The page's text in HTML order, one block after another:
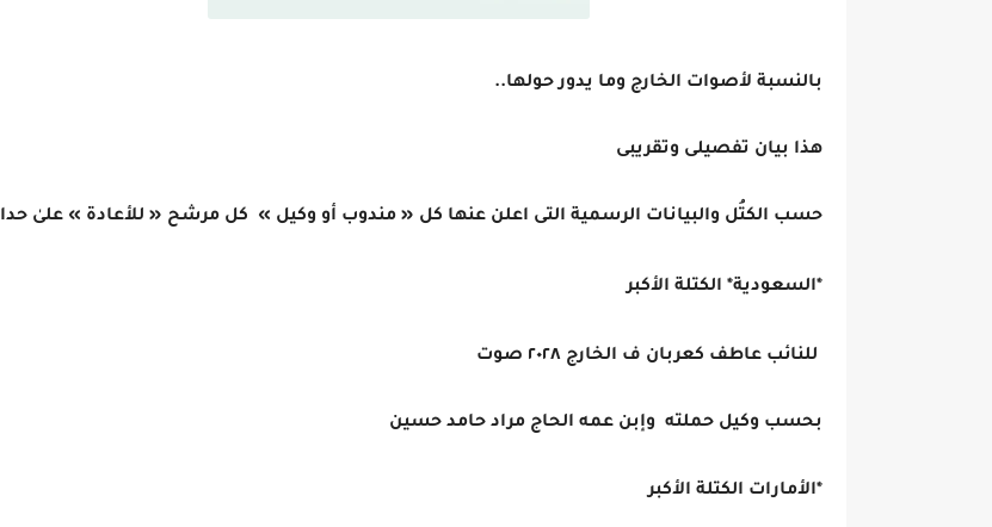
بالنسبة لأصوات الخارج وما يدور حولها..
هذا بيان تفصيلى وتقريبى
حسب الكتُل والبيانات الرسمية التى اعلن عنها كل « مندوب أو وكيل » كل مرشح « للأعادة » علىٰ حدا
*السعودية* الكتلة الأكبر
للنائب عاطف كعربان ف الخارج ٢٠٢٨ صوت
بحسب وكيل حملته وإبن عمه الحاج مراد حامد حسين
*الأمارات الكتلة الأكبر